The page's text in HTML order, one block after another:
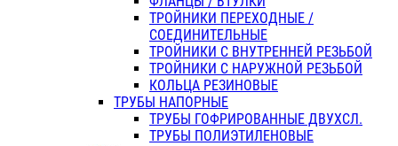
ТРОЙНИКИ ПЕРЕХОДНЫЕ /
СОЕДИНИТЕЛЬНЫЕ
ТРОЙНИКИ С ВНУТРЕННЕЙ РЕЗЬБОЙ
ТРОЙНИКИ С НАРУЖНОЙ РЕЗЬБОЙ
КОЛЬЦА РЕЗИНОВЫЕ
ТРУБЫ НАПОРНЫЕ
ТРУБЫ ГОФРИРОВАННЫЕ ДВУХСЛ.
ТРУБЫ ПОЛИЭТИЛЕНОВЫЕ